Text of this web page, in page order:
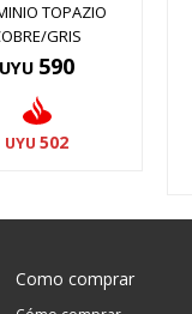
TOPAZIO
GRIS
UYU 590
UYU 502
Como comprar